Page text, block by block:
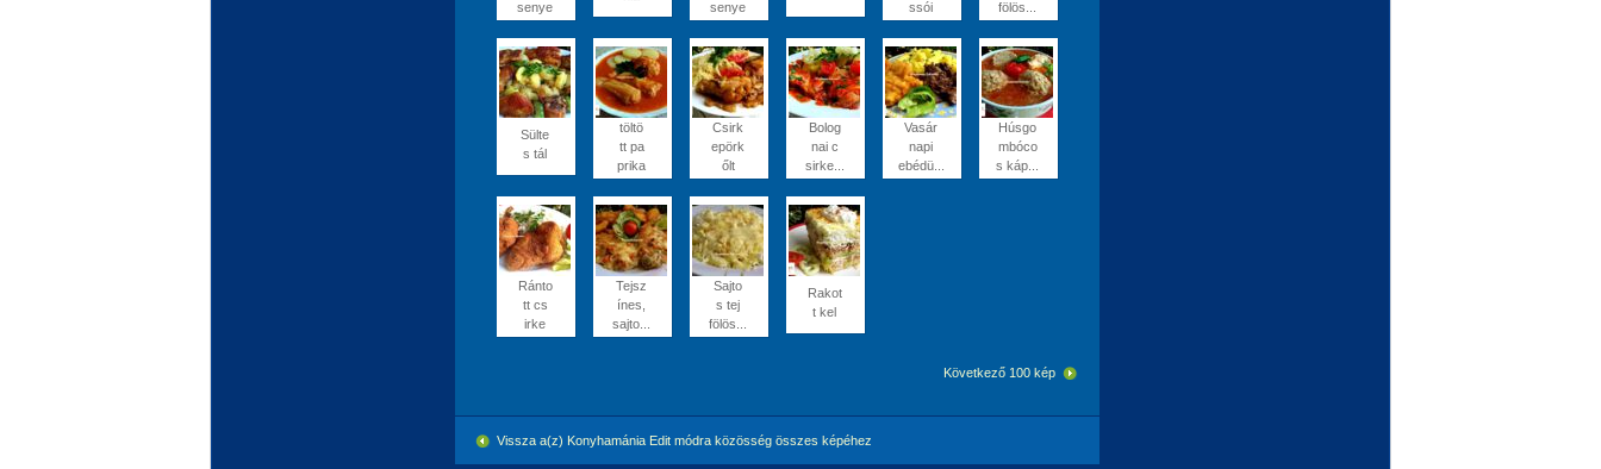
senye
senye
ssói
fölös...
Sülte
s tál
töltö
tt pa
prika
Csirk
epörk
őlt
Bolog
nai c
sirke...
Vasár
napi
ebédü...
Húsgo
mbóco
s káp...
Ránto
tt cs
irke
Tejsz
ínes,
sajto...
Sajto
s tej
fölös...
Rakot
t kel
Következő 100 kép
Vissza a(z) Konyhamánia Edit módra közösség összes képéhez